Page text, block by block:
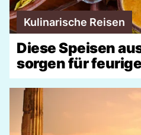
Kulinarische Reisen
Diese Speisen
sorgen für